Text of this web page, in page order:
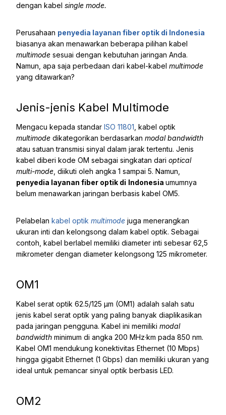
dengan kabel single mode.
Perusahaan penyedia layanan fiber optik di Indonesia
biasanya akan menawarkan beberapa pilihan kabel
multimode sesuai dengan kebutuhan jaringan Anda.
Namun, apa saja perbedaan dari kabel-kabel multimode
yang ditawarkan?
Jenis-jenis Kabel Multimode
Mengacu kepada standar ISO 11801 , kabel optik
multimode dikategorikan berdasarkan modal bandwidth
atau satuan transmisi sinyal dalam jarak tertentu. Jenis
kabel diberi kode OM sebagai singkatan dari optical
multi-mode , diikuti oleh angka 1 sampai 5. Namun,
penyedia layanan fiber optik di Indonesia umumnya
belum menawarkan jaringan berbasis kabel OM5.
Pelabelan kabel optik multimode juga menerangkan
ukuran inti dan kelongsong dalam kabel optik. Sebagai
contoh, kabel berlabel memiliki diameter inti sebesar 62,5
mikrometer dengan diameter kelongsong 125 mikrometer.
OM1
Kabel serat optik 62.5/125 μm (OM1) adalah salah satu
jenis kabel serat optik yang paling banyak diaplikasikan
pada jaringan pengguna. Kabel ini memiliki modal
bandwidth minimum di angka 200 MHz·km pada 850 nm.
Kabel OM1 mendukung konektivitas Ethernet (10 Mbps)
hingga gigabit Ethernet (1 Gbps) dan memiliki ukuran yang
ideal untuk pemancar sinyal optik berbasis LED.
OM2